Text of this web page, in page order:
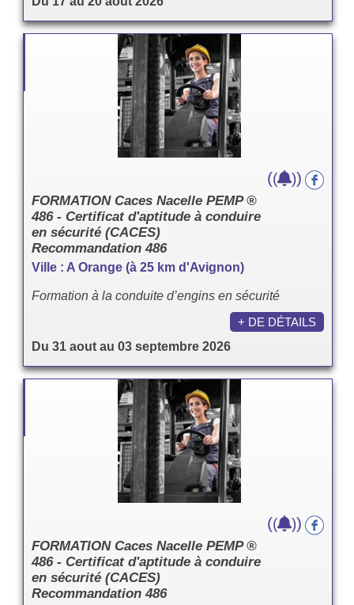
FORMATION Caces Nacelle PEMP ®
486 - Certificat d'aptitude à conduire
en sécurité (CACES)
Recommandation 486
Ville : A Orange (à 25 km d'Avignon)
Formation à la conduite d’engins en sécurité
Du 31 aout au 03 septembre 2026
(( ))
+ DE DÉTAILS
FORMATION Caces Nacelle PEMP ®
486 - Certificat d'aptitude à conduire
en sécurité (CACES)
Recommandation 486
(( ))